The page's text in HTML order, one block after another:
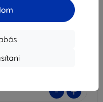
EXTRA10
- +